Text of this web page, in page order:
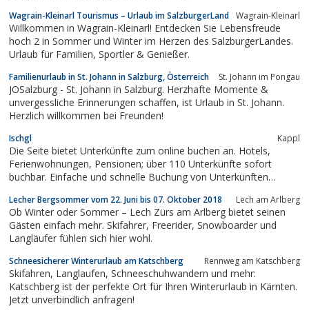
Wagrain-Kleinarl Tourismus – Urlaub im SalzburgerLand Wagrain-Kleinarl
Willkommen in Wagrain-Kleinarl! Entdecken Sie Lebensfreude
hoch 2 in Sommer und Winter im Herzen des SalzburgerLandes.
Urlaub für Familien, Sportler & Genießer.
Familienurlaub in St. Johann in Salzburg, Österreich St. Johann im Pongau
JOSalzburg - St. Johann in Salzburg. Herzhafte Momente &
unvergessliche Erinnerungen schaffen, ist Urlaub in St. Johann.
Herzlich willkommen bei Freunden!
Ischgl Kappl
Die Seite bietet Unterkünfte zum online buchen an. Hotels,
Ferienwohnungen, Pensionen; über 110 Unterkünfte sofort
buchbar. Einfache und schnelle Buchung von Unterkünften
Lecher Bergsommer vom 22. Juni bis 07. Oktober 2018 Lech am Arlberg
Ob Winter oder Sommer – Lech Zürs am Arlberg bietet seinen
Gästen einfach mehr. Skifahrer, Freerider, Snowboarder und
Langläufer fühlen sich hier wohl.
Schneesicherer Winterurlaub am Katschberg Rennweg am Katschberg
Skifahren, Langlaufen, Schneeschuhwandern und mehr:
Katschberg ist der perfekte Ort für Ihren Winterurlaub in Kärnten.
Jetzt unverbindlich anfragen!